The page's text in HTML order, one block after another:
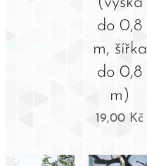
do 0,8
m, šířka
do 0,8
m)
19,00 Kč